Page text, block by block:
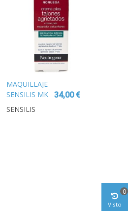
MAQUILLAJE
SENSILIS MK
INVISIBLE
34,00 €
SENSILIS
Visto
0